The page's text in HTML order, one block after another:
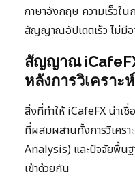
ภาษาอังกฤษ ความเร็วใ
สัญญาณอัปเดตเร็ว ไม่มี
สัญญาณ
หลังการวิเคราะห์
สิ่งที่ทำให้ iCafeFX น่าเชื่
ที่ผสมผสานทั้งการวิเคร
Analysis) และปัจจัยพื้น
เข้าด้วยกัน